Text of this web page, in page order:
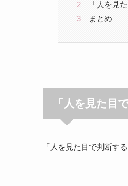
「人を見
まとめ
「人を見た目
「人を見た目で判断す